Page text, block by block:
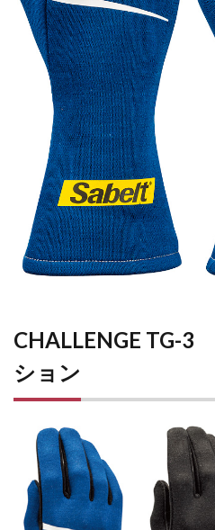
CHALLENGE TG-
ション